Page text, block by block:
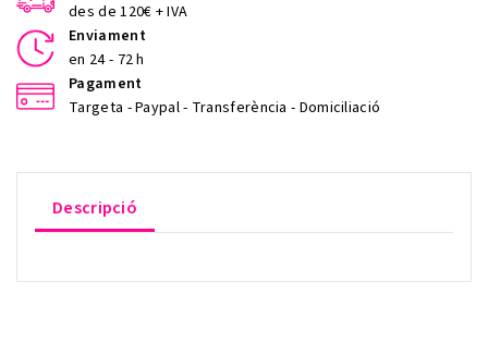
des de 120€ + IVA
Enviament
en 24 - 72 h
Pagament
Targeta - Paypal - Transferència - Domiciliació
Descripció